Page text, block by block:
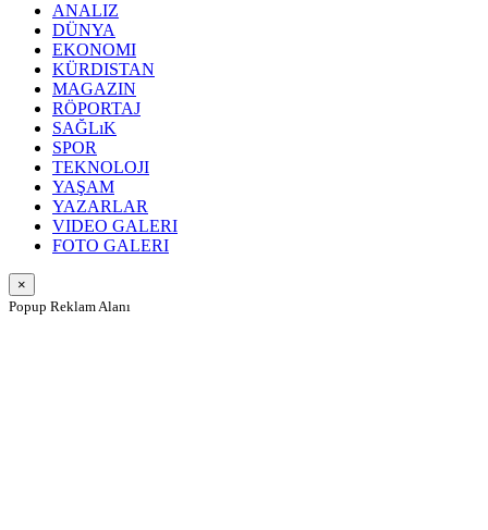
ANALIZ
DÜNYA
EKONOMI
KÜRDISTAN
MAGAZIN
RÖPORTAJ
SAĞLıK
SPOR
TEKNOLOJI
YAŞAM
YAZARLAR
VIDEO GALERI
FOTO GALERI
×
Popup Reklam Alanı